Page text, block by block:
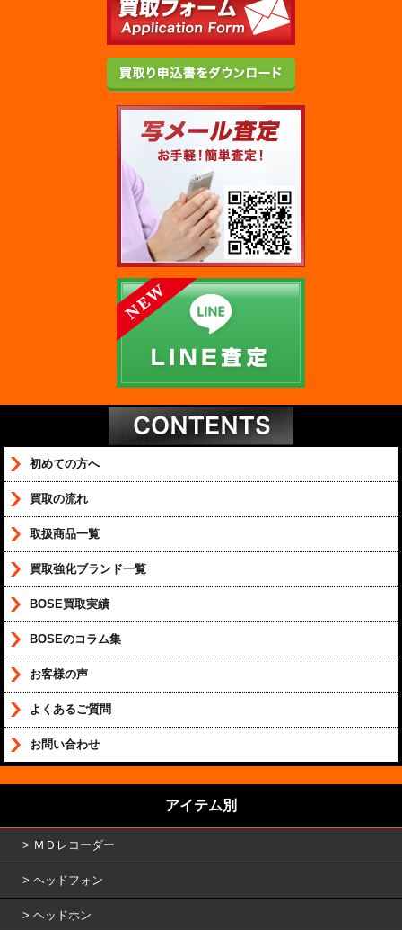
初めての方へ
買取の流れ
取扱商品一覧
買取強化ブランド一覧
BOSE買取実績
BOSEのコラム集
お客様の声
よくあるご質問
お問い合わせ
アイテム別
ＭＤレコーダー
ヘッドフォン
ヘッドホン